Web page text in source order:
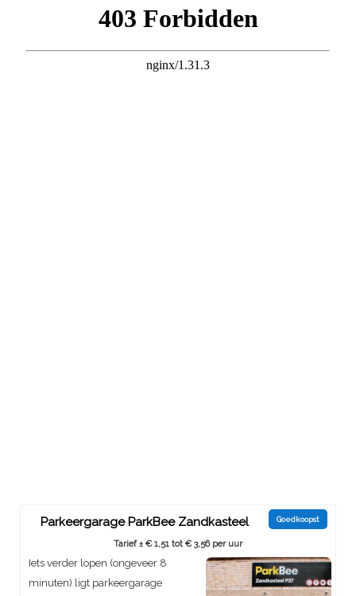
Goedkoopst
Parkeergarage ParkBee Zandkasteel
Tarief ± € 1,51 tot € 3,56 per uur
Iets verder lopen (ongeveer 8
minuten) ligt parkeergarage